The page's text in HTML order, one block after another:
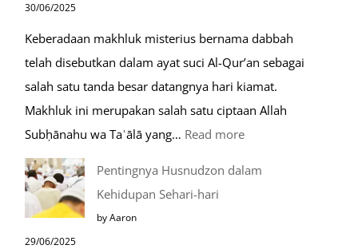
Mustajab
30/06/2025
Keberadaan makhluk misterius bernama dabbah
telah disebutkan dalam ayat suci Al-Qur’an sebagai
salah satu tanda besar datangnya hari kiamat.
Makhluk ini merupakan salah satu ciptaan Allah
Subḥānahu wa Taʿālā yang… Read more:
Pentingnya Husnudzon dalam
Kehidupan Sehari-hari
by Aaron
29/06/2025